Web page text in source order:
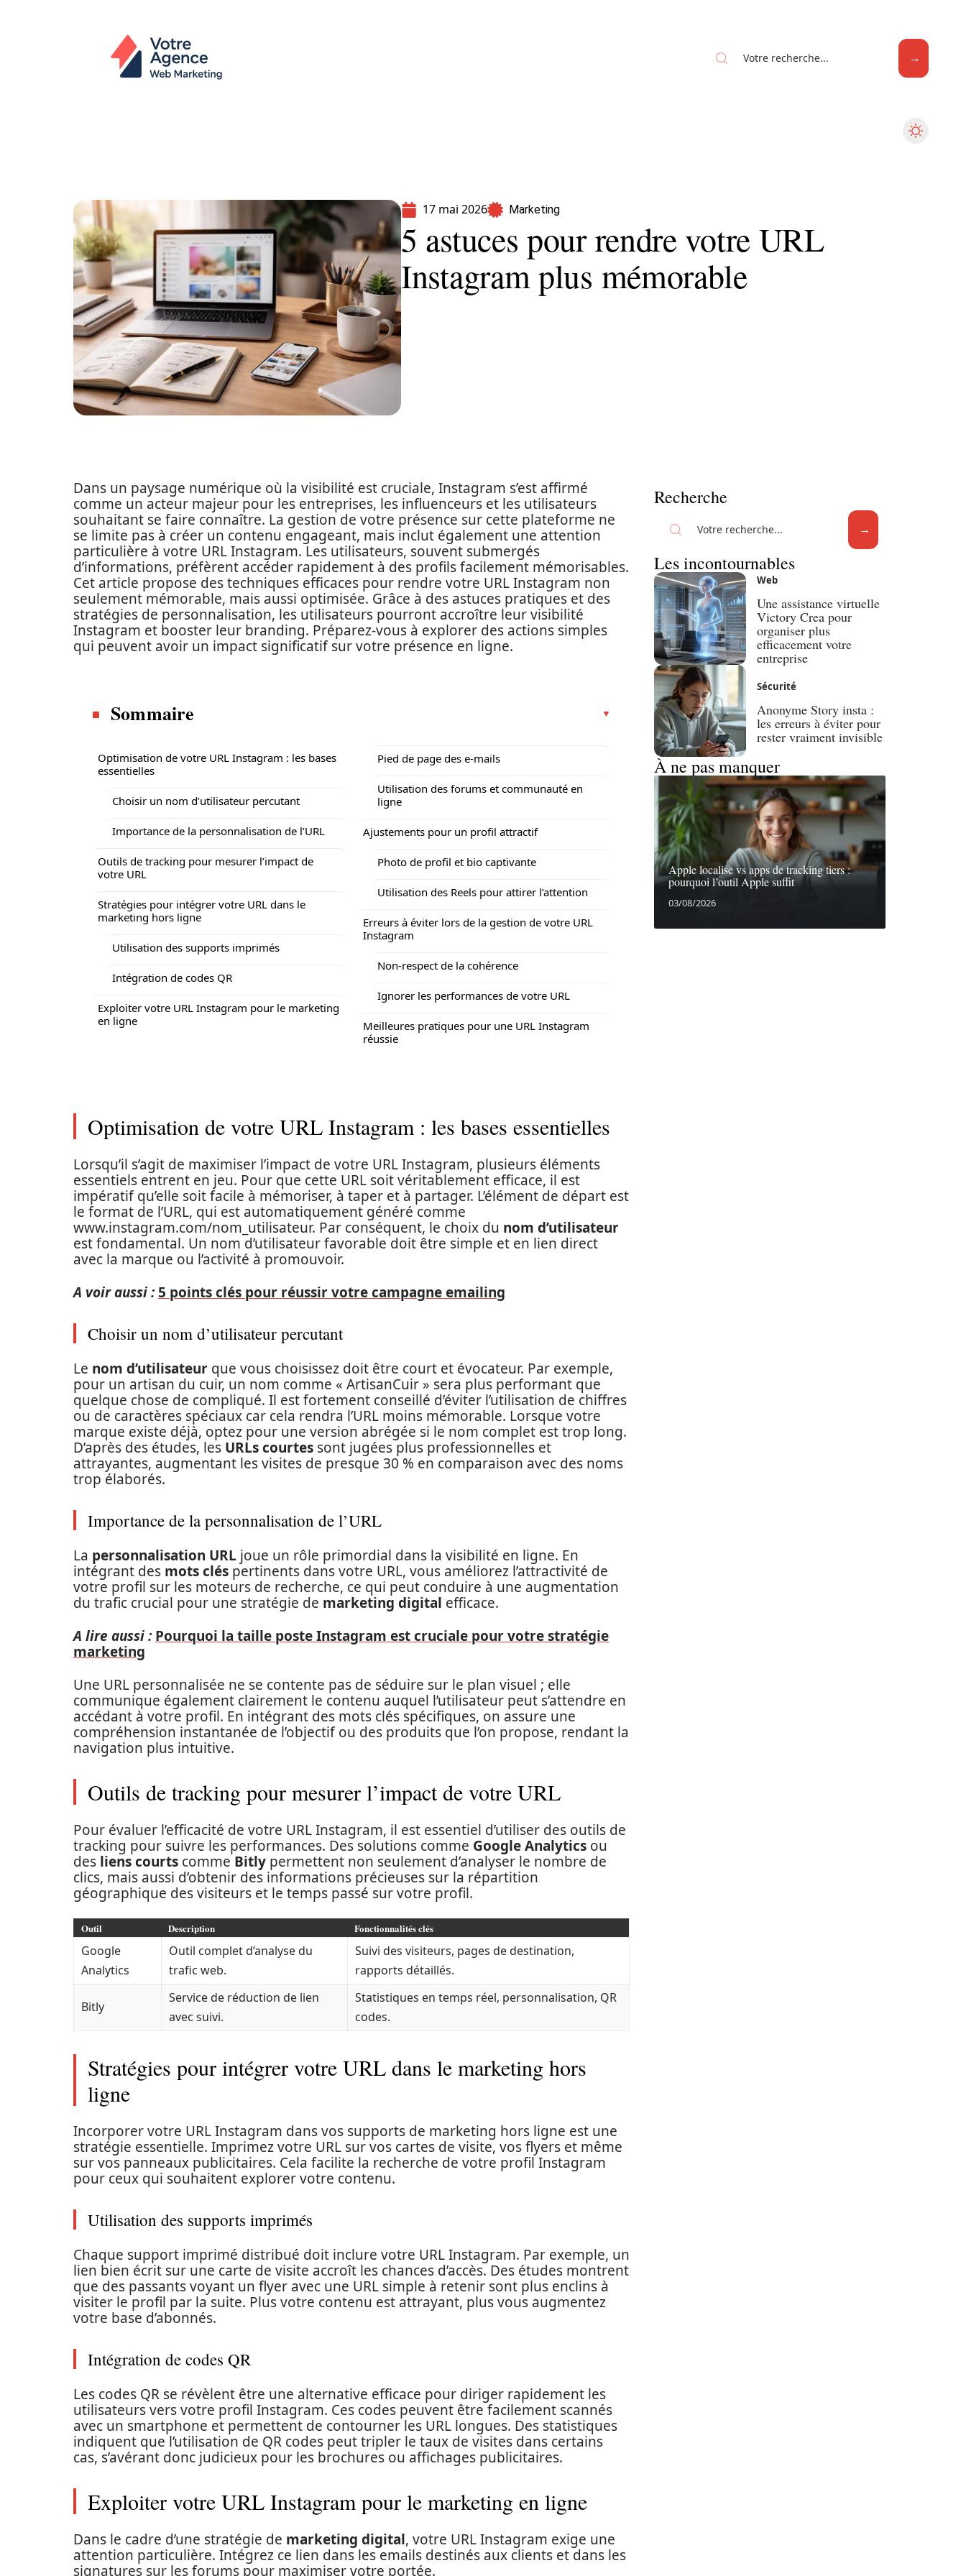
17 mai 2026 Marketing
5 astuces pour rendre votre URL
Instagram plus mémorable
Dans un paysage numérique où la visibilité est cruciale, Instagram s’est affirmé
comme un acteur majeur pour les entreprises, les influenceurs et les utilisateurs
souhaitant se faire connaître. La gestion de votre présence sur cette plateforme ne
se limite pas à créer un contenu engageant, mais inclut également une attention
particulière à votre URL Instagram. Les utilisateurs, souvent submergés
d’informations, préfèrent accéder rapidement à des profils facilement mémorisables.
Cet article propose des techniques efficaces pour rendre votre URL Instagram non
seulement mémorable, mais aussi optimisée. Grâce à des astuces pratiques et des
stratégies de personnalisation, les utilisateurs pourront accroître leur visibilité
Instagram et booster leur branding. Préparez-vous à explorer des actions simples
qui peuvent avoir un impact significatif sur votre présence en ligne.
Sommaire
Optimisation de votre URL Instagram : les bases
essentielles
Choisir un nom d’utilisateur percutant
Importance de la personnalisation de l’URL
Outils de tracking pour mesurer l’impact de
votre URL
Stratégies pour intégrer votre URL dans le
marketing hors ligne
Utilisation des supports imprimés
Intégration de codes QR
Exploiter votre URL Instagram pour le marketing
en ligne
Pied de page des e-mails
Utilisation des forums et communauté en
ligne
Ajustements pour un profil attractif
Photo de profil et bio captivante
Utilisation des Reels pour attirer l’attention
Erreurs à éviter lors de la gestion de votre URL
Instagram
Non-respect de la cohérence
Ignorer les performances de votre URL
Meilleures pratiques pour une URL Instagram
réussie
Optimisation de votre URL Instagram : les bases essentielles
Lorsqu’il s’agit de maximiser l’impact de votre URL Instagram, plusieurs éléments
essentiels entrent en jeu. Pour que cette URL soit véritablement efficace, il est
impératif qu’elle soit facile à mémoriser, à taper et à partager. L’élément de départ est
le format de l’URL, qui est automatiquement généré comme
www.instagram.com/nom_utilisateur. Par conséquent, le choix du nom d’utilisateur
est fondamental. Un nom d’utilisateur favorable doit être simple et en lien direct
avec la marque ou l’activité à promouvoir.
A voir aussi : 5 points clés pour réussir votre campagne emailing
Choisir un nom d’utilisateur percutant
Le nom d’utilisateur que vous choisissez doit être court et évocateur. Par exemple,
pour un artisan du cuir, un nom comme « ArtisanCuir » sera plus performant que
quelque chose de compliqué. Il est fortement conseillé d’éviter l’utilisation de chiffres
ou de caractères spéciaux car cela rendra l’URL moins mémorable. Lorsque votre
marque existe déjà, optez pour une version abrégée si le nom complet est trop long.
D’après des études, les URLs courtes sont jugées plus professionnelles et
attrayantes, augmentant les visites de presque 30 % en comparaison avec des noms
trop élaborés.
Importance de la personnalisation de l’URL
La personnalisation URL joue un rôle primordial dans la visibilité en ligne. En
intégrant des mots clés pertinents dans votre URL, vous améliorez l’attractivité de
votre profil sur les moteurs de recherche, ce qui peut conduire à une augmentation
du trafic crucial pour une stratégie de marketing digital efficace.
A lire aussi : Pourquoi la taille poste Instagram est cruciale pour votre stratégie
marketing
Une URL personnalisée ne se contente pas de séduire sur le plan visuel ; elle
communique également clairement le contenu auquel l’utilisateur peut s’attendre en
accédant à votre profil. En intégrant des mots clés spécifiques, on assure une
compréhension instantanée de l’objectif ou des produits que l’on propose, rendant la
navigation plus intuitive.
Outils de tracking pour mesurer l’impact de votre URL
Pour évaluer l’efficacité de votre URL Instagram, il est essentiel d’utiliser des outils de
tracking pour suivre les performances. Des solutions comme Google Analytics ou
des liens courts comme Bitly permettent non seulement d’analyser le nombre de
clics, mais aussi d’obtenir des informations précieuses sur la répartition
géographique des visiteurs et le temps passé sur votre profil.
Outil Description Fonctionnalités clés
Google
Analytics
Outil complet d’analyse du
trafic web.
Suivi des visiteurs, pages de destination,
rapports détaillés.
Bitly
Service de réduction de lien
avec suivi.
Statistiques en temps réel, personnalisation, QR
codes.
Stratégies pour intégrer votre URL dans le marketing hors
ligne
Incorporer votre URL Instagram dans vos supports de marketing hors ligne est une
stratégie essentielle. Imprimez votre URL sur vos cartes de visite, vos flyers et même
sur vos panneaux publicitaires. Cela facilite la recherche de votre profil Instagram
pour ceux qui souhaitent explorer votre contenu.
Utilisation des supports imprimés
Chaque support imprimé distribué doit inclure votre URL Instagram. Par exemple, un
lien bien écrit sur une carte de visite accroît les chances d’accès. Des études montrent
que des passants voyant un flyer avec une URL simple à retenir sont plus enclins à
visiter le profil par la suite. Plus votre contenu est attrayant, plus vous augmentez
votre base d’abonnés.
Intégration de codes QR
Les codes QR se révèlent être une alternative efficace pour diriger rapidement les
utilisateurs vers votre profil Instagram. Ces codes peuvent être facilement scannés
avec un smartphone et permettent de contourner les URL longues. Des statistiques
indiquent que l’utilisation de QR codes peut tripler le taux de visites dans certains
cas, s’avérant donc judicieux pour les brochures ou affichages publicitaires.
Exploiter votre URL Instagram pour le marketing en ligne
Dans le cadre d’une stratégie de marketing digital, votre URL Instagram exige une
attention particulière. Intégrez ce lien dans les emails destinés aux clients et dans les
signatures sur les forums pour maximiser votre portée.
Recherche
Les incontournables
Web
Une assistance virtuelle
Victory Crea pour
organiser plus
efficacement votre
entreprise
Sécurité
Anonyme Story insta :
les erreurs à éviter pour
rester vraiment invisible
À ne pas manquer
Apple localise vs apps de tracking tiers :
pourquoi l’outil Apple suffit
03/08/2026